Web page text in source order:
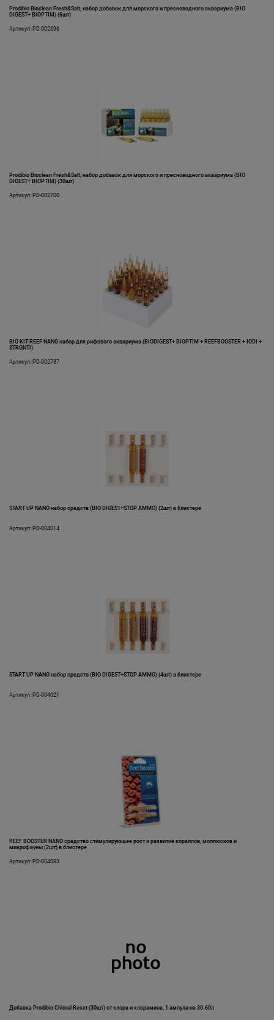
Prodibio Bioclean Fresh&Salt, набор добавок для морского и пресноводного аквариума (BIO
DIGEST+ BIOPTIM) (6шт)
Артикул: PD-002696
Prodibio Bioclean Fresh&Salt, набор добавок для морского и пресноводного аквариума (BIO
DIGEST+ BIOPTIM) (30шт)
Артикул: PD-002700
BIO KIT REEF NANO набор для рифового аквариума (BIODIGEST+ BIOPTIM + REEFBOOSTER + IODI +
STRONTI)
Артикул: PD-002737
START UP NANO набор средств (BIO DIGEST+STOP AMMO) (2шт) в блистере
Артикул: PD-004014
START UP NANO набор средств (BIO DIGEST+STOP AMMO) (4шт) в блистере
Артикул: PD-004021
REEF BOOSTER NANO средство стимулирующее рост и развитие кораллов, моллюсков и
микрофауны (2шт) в блистере
Артикул: PD-004083
Добавка Prodibio Chloral Reset (30шт) от хлора и хлорамина, 1 ампула на 30-60л